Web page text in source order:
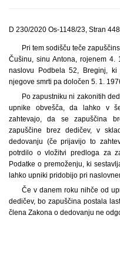
D 230/2020 Os-1148/23, Stran 448
Pri tem sodišču teče
Čušinu, sinu Antona, rojenem
naslovu Podbela 52, Breginj,
njegove smrti pa določen 5. 1.
Po zapustniku ni zakonitih
upnike obvešča, da lahko v
zahtevajo, da se zapuščina
zapuščine brez dedičev, v
dedovanju (če prijavijo to
potrdilo o vložitvi predloga za
Podatke o premoženju, ki
lahko upniki pridobijo pri
Če v danem roku nihče od
dedičev, bo zapuščina postala
člena Zakona o dedovanju ne